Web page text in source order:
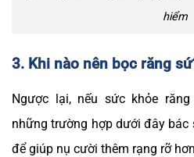
hiểm
3. Khi nào nên bọc răng
Ngược lại, nếu sức khỏe
những trường hợp dưới đây bác
để giúp nụ cười thêm rạng rỡ